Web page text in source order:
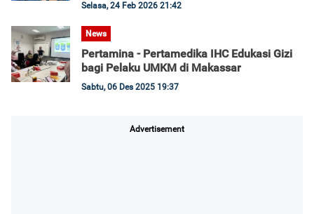
Selasa, 24 Feb 2026 21:42
News
Pertamina - Pertamedika IHC Edukasi Gizi
bagi Pelaku UMKM di Makassar
Sabtu, 06 Des 2025 19:37
Advertisement